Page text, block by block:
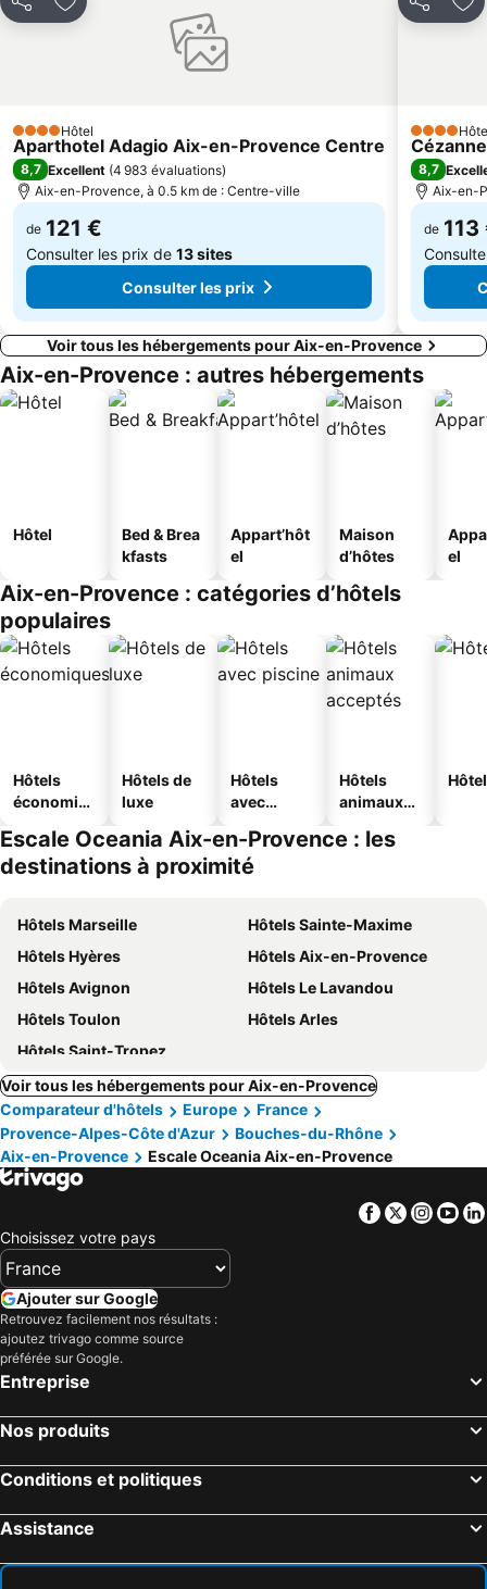
Les Thermes de Gréoux-les-Bains
Escalier monumental de la gare de Marseille-Saint-Charles
La Ciotat 1720
PartagerAjouter à mes favoris
4 ÉtoilesHôtel
Aparthotel Adagio Aix-en-Provence Centre
8,7 Excellent (4 983 évaluations)
Aix-en-Provence, à 0.5 km de : Centre-ville
de 121 €
Consulter les prix de 13 sites
Consulter les prix
Partager
4 Étoiles
Cézanne
8,7
Aix-en-
de 113
Voir tous les hébergements pour Aix-en-Provence
Aix-en-Provence : autres hébergements
Hôtel
Bed & Brea
kfasts
Appart’hôt
el
Maison
d’hôtes
el
Aix-en-Provence : catégories d’hôtels
populaires
Hôtels
économiq
Hôtels de
luxe
Hôtels
avec
Hôtels
animaux
Escale Oceania Aix-en-Provence : les
destinations à proximité
Hôtels Marseille
Hôtels Sainte-Maxime
Hôtels Hyères
Hôtels Aix-en-Provence
Hôtels Avignon
Hôtels Le Lavandou
Hôtels Toulon
Hôtels Arles
Hôtels Saint-Tropez
Voir tous les hébergements pour Aix-en-Provence
Comparateur d'hôtels
Europe
France
Provence-Alpes-Côte d'Azur
Bouches-du-Rhône
Aix-en-Provence
Escale Oceania Aix-en-Provence
Facebook
Twitter
Choisissez votre pays
Ajouter sur Google
Retrouvez facilement nos résultats :
ajoutez trivago comme source
préférée sur Google.
Entreprise
Nos produits
Conditions et politiques
Assistance